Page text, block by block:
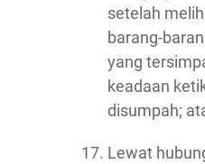
setelah
barang-
yang
keadaan
disumpah;
Lewat